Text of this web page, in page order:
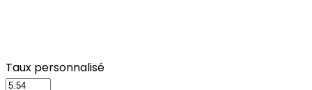
Taux personnalisé